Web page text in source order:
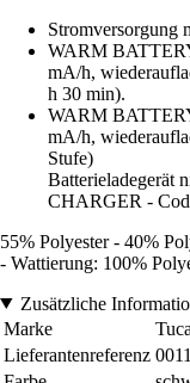
Stromversorgung
WARM
mA/h,
h 30 min).
WARM
mA/h,
Stufe)
Batterieladegerät
CHARGER -
55% Polyester - 40%
- Wattierung: 100%
Zusätzliche
Marke
Lieferantenreferenz